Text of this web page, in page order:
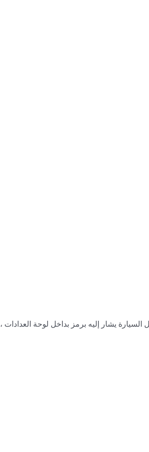
يشار إليه برمز بداخل لوحة العدادات ،